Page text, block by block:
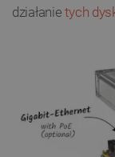
działanietych